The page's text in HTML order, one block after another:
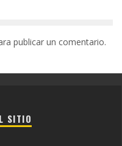
publicar un comentario.
SITIO